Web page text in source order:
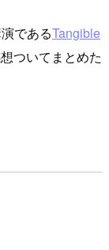
であるTangible
ついてまとめた